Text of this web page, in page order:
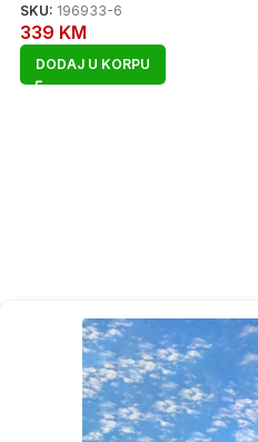
SKU: 196933-6
339 KM
DODAJ U KORPU